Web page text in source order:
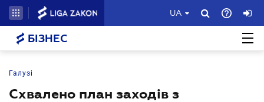
UA
БІЗНЕС
Галузі
Схвалено план заходів з